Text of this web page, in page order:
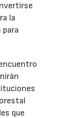
la
que